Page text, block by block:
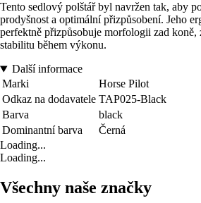
Tento sedlový polštář byl navržen tak, aby
prodyšnost a optimální přizpůsobení. Jeho
perfektně přizpůsobuje morfologii zad
stabilitu během výkonu.
Další informace
Marki
Horse Pilot
Odkaz na dodavatele TAP025-Black
Barva
black
Dominantní barva
Černá
Loading...
Loading...
Všechny naše značky